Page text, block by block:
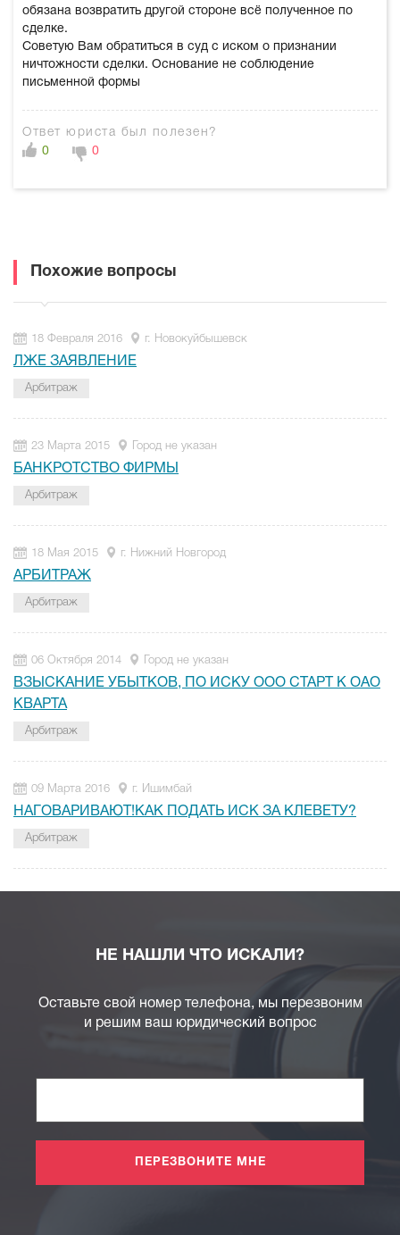
обязана возвратить другой стороне всё полученное по
сделке.
Советую Вам обратиться в суд с иском о признании
ничтожности сделки. Основание не соблюдение
письменной формы
Ответ юриста был полезен?
0
0
Похожие вопросы
18 Февраля 2016 г. Новокуйбышевск
ЛЖЕ ЗАЯВЛЕНИЕ
Арбитраж
23 Марта 2015 Город не указан
БАНКРОТСТВО ФИРМЫ
Арбитраж
18 Мая 2015 г. Нижний Новгород
АРБИТРАЖ
Арбитраж
06 Октября 2014 Город не указан
ВЗЫСКАНИЕ УБЫТКОВ, ПО ИСКУ ООО СТАРТ К ОАО
КВАРТА
Арбитраж
09 Марта 2016 г. Ишимбай
НАГОВАРИВАЮТ!КАК ПОДАТЬ ИСК ЗА КЛЕВЕТУ?
Арбитраж
НЕ НАШЛИ ЧТО ИСКАЛИ?
Оставьте свой номер телефона, мы перезвоним
и решим ваш юридический вопрос
ПЕРЕЗВОНИТЕ МНЕ